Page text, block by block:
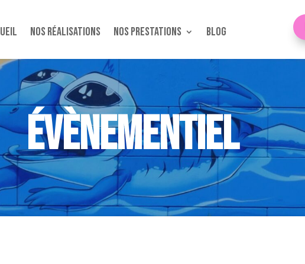
Nos réalisations Nos Prestations Blog
ÉVÈNEMENTIEL